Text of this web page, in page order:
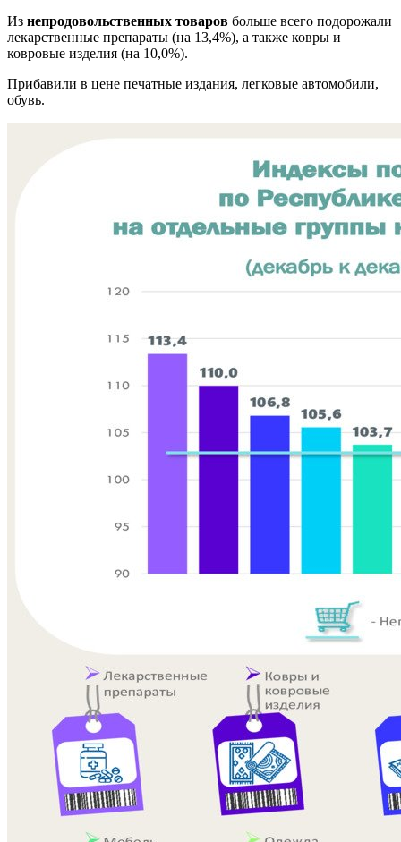
Из непродовольственных товаров больше всего подорожали
лекарственные препараты (на 13,4%), а также ковры и
ковровые изделия (на 10,0%).
Прибавили в цене печатные издания, легковые автомобили,
обувь.